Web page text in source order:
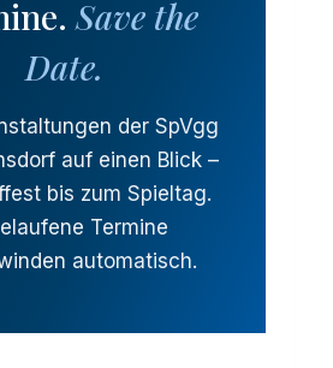
Save the
Date.
der SpVgg
auf einen Blick –
bis zum Spieltag.
Termine
automatisch.